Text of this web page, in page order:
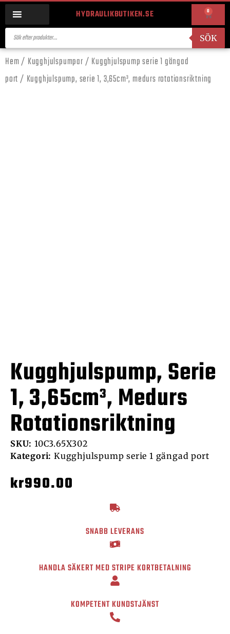
HYDRAULIKBUTIKEN.SE 0
SÖK
Hem/ Kugghjulspumpar/ Kugghjulspump serie 1 gängad
port/ Kugghjulspump, serie 1, 3,65cm³, medurs rotationsriktning
Kugghjulspump, Serie
1, 3,65cm³, Medurs
Rotationsriktning
SKU: 10C3.65X302
Kategori: Kugghjulspump serie 1 gängad port
kr990.00
SNABB LEVERANS
HANDLA SÄKERT MED STRIPE KORTBETALNING
KOMPETENT KUNDSTJÄNST